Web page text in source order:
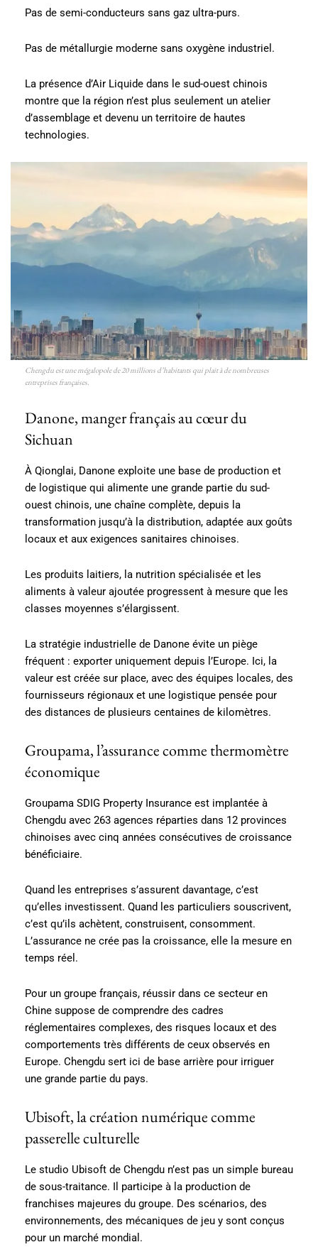
Pas de semi-conducteurs sans gaz ultra-purs.
Pas de métallurgie moderne sans oxygène industriel.
La présence d’Air Liquide dans le sud-ouest chinois
montre que la région n’est plus seulement un atelier
d’assemblage et devenu un territoire de hautes
technologies.
Chengdu est une mégalopole de 20 millions d’habitants qui plait à de nombreuses
entreprises françaises.
Danone, manger français au cœur du
Sichuan
À Qionglai, Danone exploite une base de production et
de logistique qui alimente une grande partie du sud-
ouest chinois, une chaîne complète, depuis la
transformation jusqu’à la distribution, adaptée aux goûts
locaux et aux exigences sanitaires chinoises.
Les produits laitiers, la nutrition spécialisée et les
aliments à valeur ajoutée progressent à mesure que les
classes moyennes s’élargissent.
La stratégie industrielle de Danone évite un piège
fréquent : exporter uniquement depuis l’Europe. Ici, la
valeur est créée sur place, avec des équipes locales, des
fournisseurs régionaux et une logistique pensée pour
des distances de plusieurs centaines de kilomètres.
Groupama, l’assurance comme thermomètre
économique
Groupama SDIG Property Insurance est implantée à
Chengdu avec 263 agences réparties dans 12 provinces
chinoises avec cinq années consécutives de croissance
bénéficiaire.
Quand les entreprises s’assurent davantage, c’est
qu’elles investissent. Quand les particuliers souscrivent,
c’est qu’ils achètent, construisent, consomment.
L’assurance ne crée pas la croissance, elle la mesure en
temps réel.
Pour un groupe français, réussir dans ce secteur en
Chine suppose de comprendre des cadres
réglementaires complexes, des risques locaux et des
comportements très différents de ceux observés en
Europe. Chengdu sert ici de base arrière pour irriguer
une grande partie du pays.
Ubisoft, la création numérique comme
passerelle culturelle
Le studio Ubisoft de Chengdu n’est pas un simple bureau
de sous-traitance. Il participe à la production de
franchises majeures du groupe. Des scénarios, des
environnements, des mécaniques de jeu y sont conçus
pour un marché mondial.